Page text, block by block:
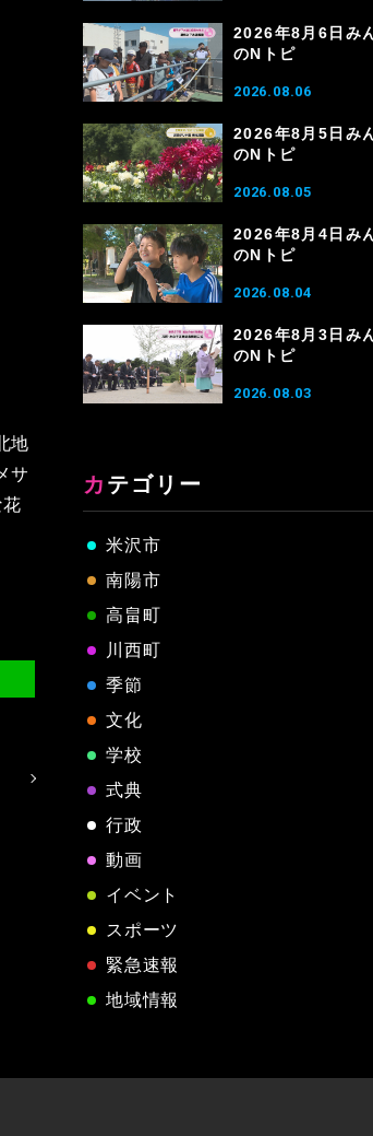
地
サ
2026年8月6日み
のNトピ
2026.08.06
2026年8月5日み
のNトピ
2026.08.05
2026年8月4日み
のNトピ
2026.08.04
2026年8月3日み
のNトピ
2026.08.03
カテゴリー
米沢市
南陽市
高畠町
川西町
季節
文化
学校
式典
行政
動画
イベント
スポーツ
緊急速報
地域情報